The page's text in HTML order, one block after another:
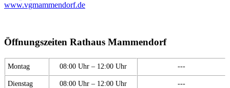
www.vgmammendorf.de
Öffnungszeiten Rathaus Mammendorf
Montag 08:00 Uhr – 12:00 Uhr ---
Dienstag 08:00 Uhr – 12:00 Uhr ---